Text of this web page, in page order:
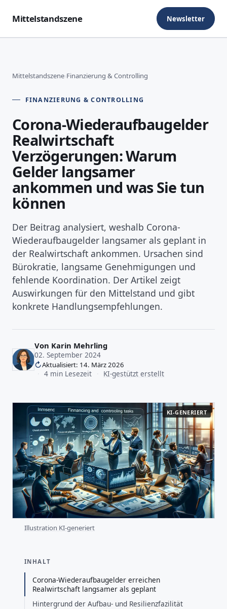
Mittelstandszene Newsletter
Mittelstandszene›Finanzierung & Controlling
FINANZIERUNG & CONTROLLING
Corona-Wiederaufbaugelder
Realwirtschaft
Verzögerungen: Warum
Gelder langsamer
ankommen und was Sie tun
können
Der Beitrag analysiert, weshalb Corona-
Wiederaufbaugelder langsamer als geplant in
der Realwirtschaft ankommen. Ursachen sind
Bürokratie, langsame Genehmigungen und
fehlende Koordination. Der Artikel zeigt
Auswirkungen für den Mittelstand und gibt
konkrete Handlungsempfehlungen.
Von Karin Mehrling
02. September 2024
Aktualisiert: 14. März 2026
4 min Lesezeit KI-gestützt erstellt
KI-GENERIERT
Illustration KI-generiert
INHALT
Corona-Wiederaufbaugelder erreichen
Realwirtschaft langsamer als geplant
Hintergrund der Aufbau- und Resilienzfazilität